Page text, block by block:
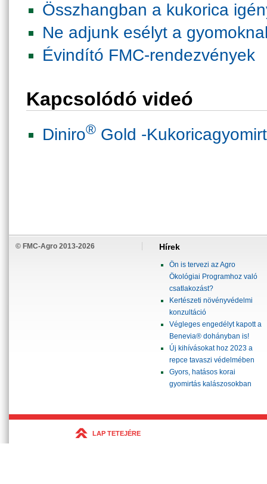
Összhangban a kukorica
Ne adjunk esélyt a
Évindító FMC-rendezvények
Kapcsolódó videó
Diniro® Gold -
© FMC-Agro 2013-2026 Hírek
Ön is tervezi az Agro
Ökológiai Programhoz való
csatlakozást?
Kertészeti növényvédelmi
konzultáció
Végleges engedélyt kapott a
Benevia® dohányban is!
Új kihívásokat hoz 2023 a
repce tavaszi védelmében
Gyors, hatásos korai
gyomirtás kalászosokban
LAP TETEJÉRE